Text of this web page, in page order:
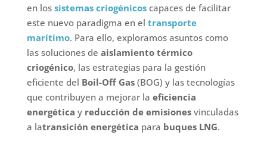
en los sistemas criogénicos capaces de facilitar
este nuevo paradigma en el transporte
marítimo. Para ello, exploramos asuntos como
las soluciones de aislamiento térmico
criogénico, las estrategias para la gestión
eficiente del Boil-Off Gas(BOG) y las tecnologías
que contribuyen a mejorar la eficiencia
energética y reducción de emisionesvinculadas
a latransición energética para buques LNG.